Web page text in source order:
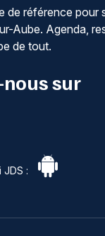
de référence pour
Aube. Agenda,
de tout.
sur
: